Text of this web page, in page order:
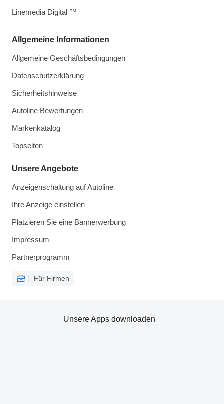
Allgemeine Informationen
Allgemeine Geschäftsbedingungen
Datenschutzerklärung
Sicherheitshinweise
Autoline Bewertungen
Markenkatalog
Topseiten
Unsere Angebote
Anzeigenschaltung auf Autoline
Ihre Anzeige einstellen
Platzieren Sie eine Bannerwerbung
Impressum
Partnerprogramm
Für Firmen
Linemedia Digital ™
Unsere Apps downloaden